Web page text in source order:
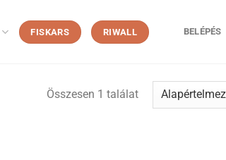
FISKARS RIWALL BELÉPÉS
Összesen 1 találat